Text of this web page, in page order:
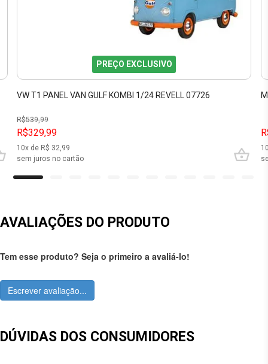
PREÇO EXCLUSIVO
VW T1 PANEL VAN GULF KOMBI 1/24 REVELL 07726
R$539,99
R$329,99
10x de R$ 32,99
sem juros no cartão
AVALIAÇÕES DO PRODUTO
Tem esse produto? Seja o primeiro a avaliá-lo!
Escrever avaliação...
DÚVIDAS DOS CONSUMIDORES